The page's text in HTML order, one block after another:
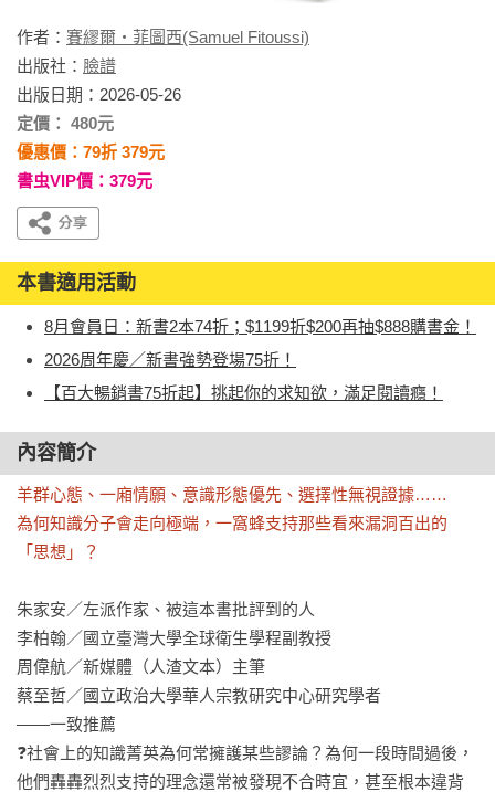
作者： 賽繆爾・菲圖西(Samuel Fitoussi)
出版社： 臉譜
出版日期：2026-05-26
定價： 480元
優惠價：79折 379元
書虫VIP價：379元
本書適用活動
8月會員日：新書2本74折；$1199折$200再抽$888購書金！
2026周年慶／新書強勢登場75折！
【百大暢銷書75折起】挑起你的求知欲，滿足閱讀癮！
內容簡介
羊群心態、一廂情願、意識形態優先、選擇性無視證據……
為何知識分子會走向極端，一窩蜂支持那些看來漏洞百出的
「思想」？
朱家安／左派作家、被這本書批評到的人
李柏翰／國立臺灣大學全球衛生學程副教授
周偉航／新媒體（人渣文本）主筆
蔡至哲／國立政治大學華人宗教研究中心研究學者
——一致推薦
❓社會上的知識菁英為何常擁護某些謬論？為何一段時間過後，
他們轟轟烈烈支持的理念還常被發現不合時宜，甚至根本違背